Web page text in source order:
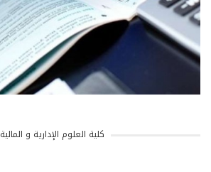
كلية العلوم الإدارية و المالية